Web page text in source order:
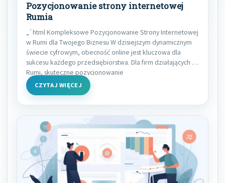
Pozycjonowanie strony internetowej
Rumia
„`html Kompleksowe Pozycjonowanie Strony Internetowej
w Rumi dla Twojego Biznesu W dzisiejszym dynamicznym
świecie cyfrowym, obecność online jest kluczowa dla
sukcesu każdego przedsiębiorstwa. Dla firm działających w
Rumi, skuteczne pozycjonowanie
CZYTAJ WIĘCEJ